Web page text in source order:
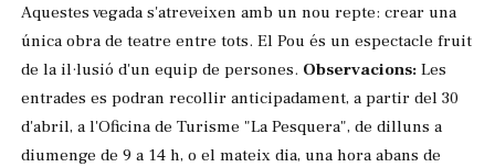
Aquestes vegada s'atreveixen amb un nou repte: crear una
única obra de teatre entre tots. El Pou és un espectacle fruit
de la il·lusió d'un equip de persones. Observacions: Les
entrades es podran recollir anticipadament, a partir del 30
d'abril, a l'Oficina de Turisme "La Pesquera", de dilluns a
diumenge de 9 a 14 h, o el mateix dia, una hora abans de